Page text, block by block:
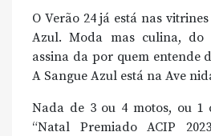
O Verão 24 já está nas
Azul. Moda mas culina, do
assina da por quem entende
A Sangue Azul está na Ave
Nada de 3 ou 4 motos, ou 1
“Natal Premiado ACIP